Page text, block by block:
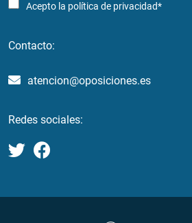
Acepto la política de privacidad*
Contacto:
atencion@oposiciones.es
Redes sociales: